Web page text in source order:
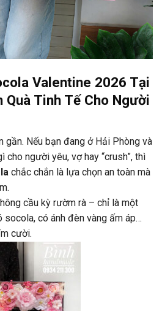
Valentine 2026 Tại
Quà Tinh Tế Cho Người
gần. Nếu bạn đang ở Hải Phòng và
cho người yêu, vợ hay “crush”, thì
chắc chắn là lựa chọn an toàn mà
cầu kỳ rườm rà – chỉ là một
socola, có ánh đèn vàng ấm áp…
cười.